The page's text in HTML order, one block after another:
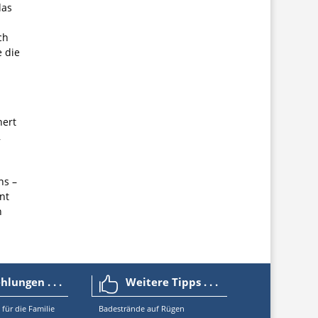
die
–
. . .
für die Familie
 Weitere Tipps . . .
Badestrände auf Rügen